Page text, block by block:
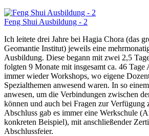
Feng Shui Ausbildung - 2
Ich leitete drei Jahre bei Hagia Chora (das
Geomantie Institut) jeweils eine
Ausbildung. Diese begann mit zwei 2,5
folgten 9 Monate mit insgesamt ca. 46 Tage
immer wieder Workshops, wo eigene
Spezialthemen anwesend waren. In so
anwesen, um die Verbindungen zwischen
können und auch bei Fragen zur Verfügung
Abschluss gab es immer eine Werkschule
konkreten Beispiel), mit anschließender
Abschlussfeier.